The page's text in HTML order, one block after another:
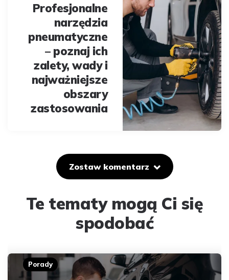
Profesjonalne
narzędzia
pneumatyczne
– poznaj ich
zalety, wady i
najważniejsze
obszary
zastosowania
Zostaw komentarz
Te tematy mogą Ci się
spodobać
Porady